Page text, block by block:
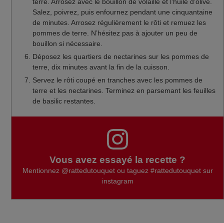
Salez, poivrez, puis enfournez pendant une cinquantaine
de minutes. Arrosez régulièrement le rôti et remuez les
pommes de terre. N’hésitez pas à ajouter un peu de
bouillon si nécessaire.
Déposez les quartiers de nectarines sur les pommes de
terre, dix minutes avant la fin de la cuisson.
Servez le rôti coupé en tranches avec les pommes de
terre et les nectarines. Terminez en parsemant les feuilles
de basilic restantes.
Vous avez essayé la recette ?
Mentionnez @rattedutouquetou taguez #rattedutouquetsur
instagram